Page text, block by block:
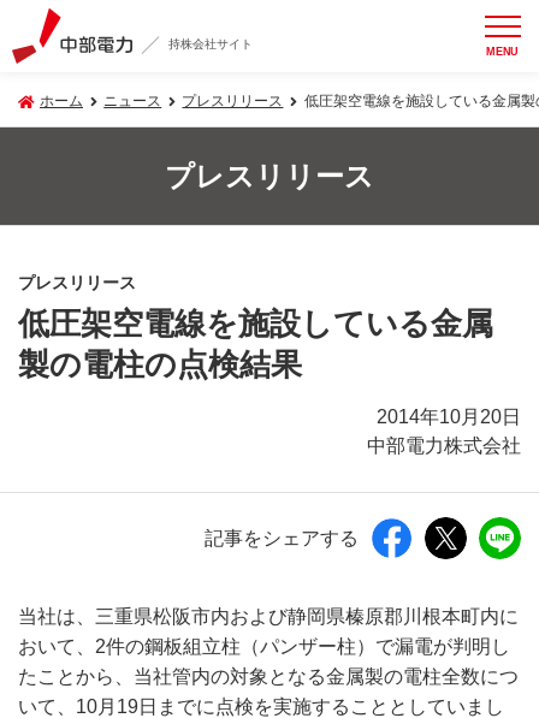
持株会社サイト MENU
ホーム ニュース プレスリリース 低圧架空電線を施設している金属
プレスリリース
プレスリリース
低圧架空電線を施設している金属
製の電柱の点検結果
2014年10月20日
中部電力株式会社
記事をシェアする
当社は、三重県松阪市内および静岡県榛原郡川根本町内に
おいて、2件の鋼板組立柱（パンザー柱）で漏電が判明し
たことから、当社管内の対象となる金属製の電柱全数につ
いて、10月19日までに点検を実施することとしていまし